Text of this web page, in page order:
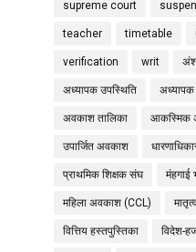
supreme court
teacher timetable
verification writ
अध्यापक उपस्थिति अध्यापक
अवकाश तालिका आकस्मिक
उपार्जित अवकाश
प्राथमिक शिक्षक संघ मंहगाई
महिला अवकाश (CCL)
वित्तिय हस्तपुस्तिका विदेश-